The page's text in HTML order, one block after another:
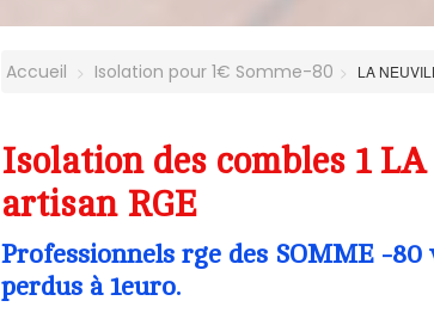
Accueil Isolation pour 1€ Somme-80 LA
Isolation des combles 1
artisan RGE
Professionnels rge des SOMME -80
perdus à 1euro.